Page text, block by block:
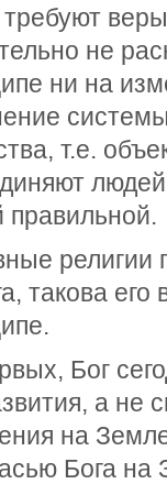
требуют
не
ни на
т.е.
правильной.
религии
такова
Бог
а не
на
Бога на